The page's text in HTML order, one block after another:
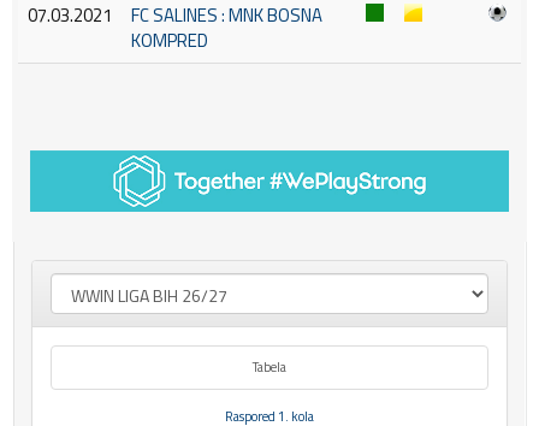
07.03.2021
FC SALINES : MNK BOSNA
KOMPRED
Tabela
Raspored 1. kola